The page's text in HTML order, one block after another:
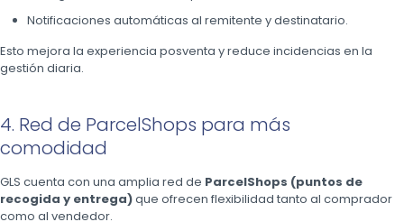
Notificaciones automáticas al remitente y destinatario.
Esto mejora la experiencia posventa y reduce incidencias en la
gestión diaria.
4. Red de ParcelShops para más
comodidad
GLS cuenta con una amplia red de ParcelShops (puntos de
recogida y entrega)que ofrecen flexibilidad tanto al comprador
como al vendedor.